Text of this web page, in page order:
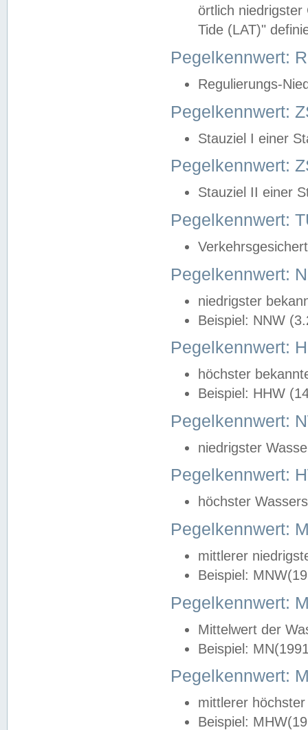
örtlich
Tide (LAT)"
Pegelkennwert:
Regulierungs-
Pegelkennwert:
Stauziel I einer
Pegelkennwert:
Stauziel II einer
Pegelkennwert:
Pegelkennwert:
niedrigster
Beispiel: NNW
Pegelkennwert:
höchster
Beispiel: HHW
Pegelkennwert:
niedrigster
Pegelkennwert:
höchster
Pegelkennwert:
mittlerer
Beispiel:
Pegelkennwert:
Mittelwert der
Beispiel:
Pegelkennwert:
mittlerer
Beispiel: